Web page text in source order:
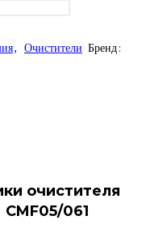
, Очистители Бренд:
очистителя
061